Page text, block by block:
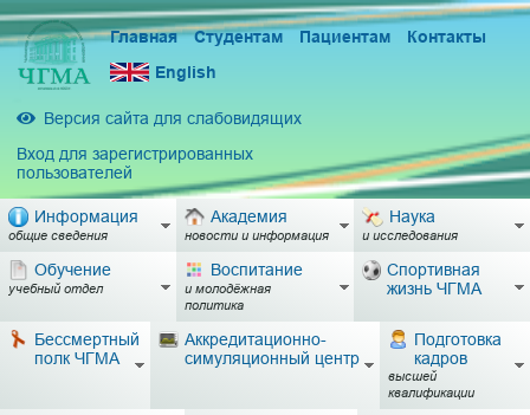
Главная Студентам Пациентам
Контакты
English
Версия сайта для слабовидящих
Вход для зарегистрированных
пользователей
Информация
общие сведения
Академия
новости и информация
Наука
и исследования
Обучение
учебный отдел
Воспитание
и молодёжная
политика
Спортивная
жизнь ЧГМА
Бессмертный
полк ЧГМА
Аккредитационно-
симуляционный центр
Подготовка
кадров
высшей
квалификации